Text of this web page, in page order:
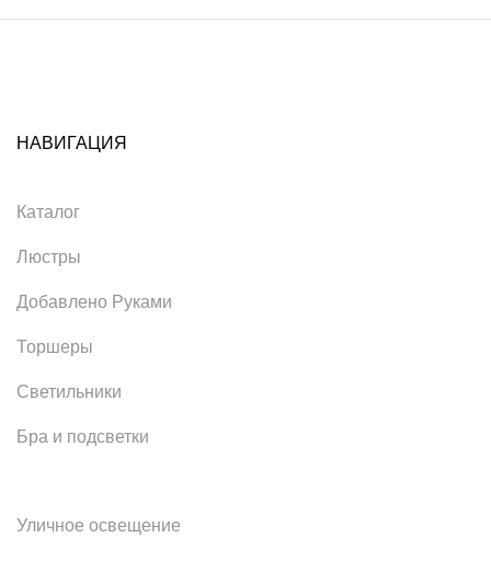
НАВИГАЦИЯ
Каталог
Люстры
Добавлено Руками
Торшеры
Светильники
Бра и подсветки
Уличное освещение